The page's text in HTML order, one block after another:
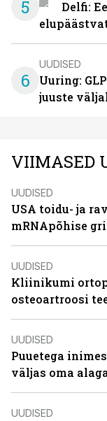
5
Delfi:
6
UUDISED
Uuring:
juuste
VIIMASED
UUDISED
USA toidu- ja
mRNApõhise
UUDISED
Kliinikumi
osteoartroosi
UUDISED
Puuetega
väljas oma
UUDISED